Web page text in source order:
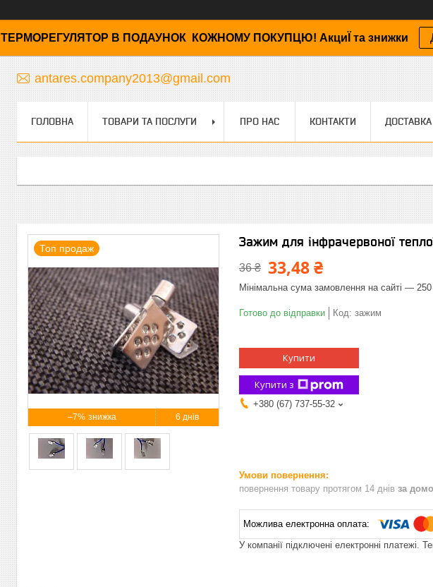
ТЕРМОРЕГУЛЯТОР В ПОДАУНОК КОЖНОМУ ПОКУПЦЮ! АкциЇ та знижки
antares.company2013@gmail.com
ГОЛОВНА ТОВАРИ ТА ПОСЛУГИ ПРО НАС КОНТАКТИ
–7% 6 днів
Топ продаж Зажим для інфрачервоної
36 ₴ 33,48 ₴
Мінімальна сума замовлення на сайті —
Готово до відправки Код: зажим
Купити
Купити з
+380 (67) 737-55-32
повернення товару протягом 14 днів за
У компанії підключені електронні платежі.